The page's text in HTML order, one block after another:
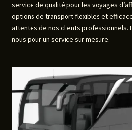
service de qualité pour les voyages
options de transport flexibles et
attentes de nos clients professionnels.
nous pour un service sur mesure.